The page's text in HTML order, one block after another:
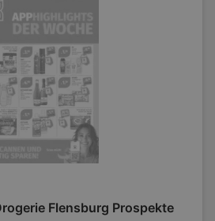
Flensburg Prospekte